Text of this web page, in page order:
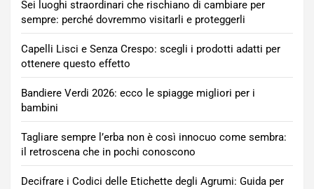
Sei luoghi straordinari che rischiano di cambiare per
sempre: perché dovremmo visitarli e proteggerli
Capelli Lisci e Senza Crespo: scegli i prodotti adatti per
ottenere questo effetto
Bandiere Verdi 2026: ecco le spiagge migliori per i
bambini
Tagliare sempre l’erba non è così innocuo come sembra:
il retroscena che in pochi conoscono
Decifrare i Codici delle Etichette degli Agrumi: Guida per